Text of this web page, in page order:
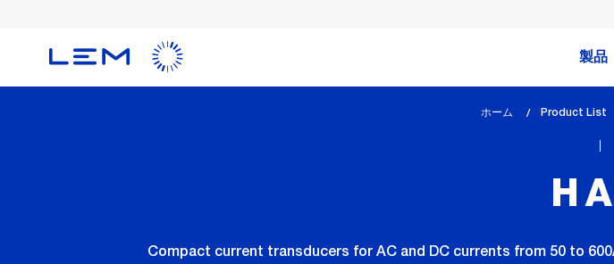
製品
ホーム Product List
Compact current transducers for AC and DC currents from 50 to